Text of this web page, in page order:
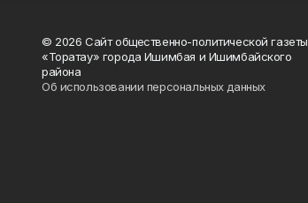
© 2026 Сайт общественно-политической газеты
«Торатау» города Ишимбая и Ишимбайского
района
Об использовании персональных данных